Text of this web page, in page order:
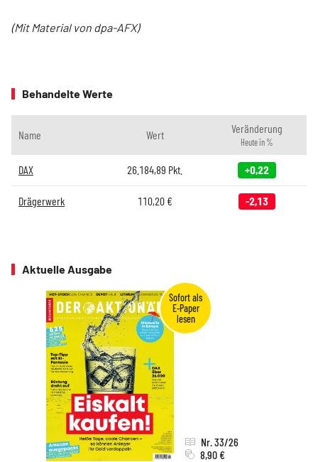
(Mit Material von dpa-AFX)
Behandelte Werte
Name Wert Veränderung
Heute in %
DAX 26.184,89 Pkt. +0,22
Drägerwerk 110,20€ -2,13
Aktuelle Ausgabe
Nr. 33/26
8,90 €